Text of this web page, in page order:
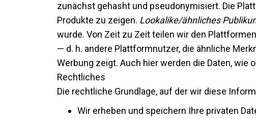
zunächst gehasht und pseudonymisiert. Die
Produkte zu zeigen. Lookalike/ähnliches
wurde. Von Zeit zu Zeit teilen wir den
— d. h. andere Plattformnutzer, die ähnliche
Werbung zeigt. Auch hier werden die Daten,
Rechtliches
Die rechtliche Grundlage, auf der wir diese
Wir erheben und speichern Ihre privaten